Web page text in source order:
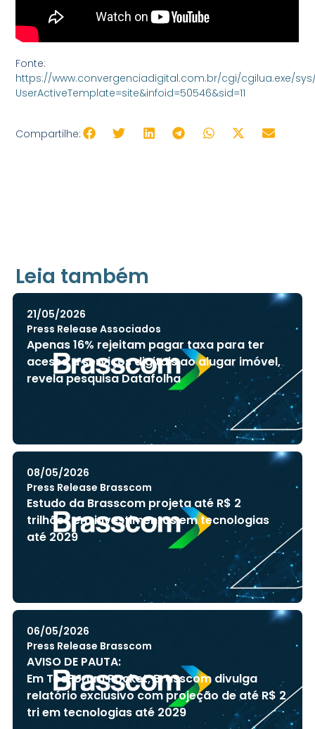
Fonte:
https://www.convergenciadigital.com.br/cgi/cgilua.exe/
UserActiveTemplate=site&infoid=50546&sid=11
Compartilhe:
Leia também
21/05/2026
Press Release Associados
Apenas 16% rejeitam pagar taxa para ter
acesso a serviços digitais ao alugar imóvel,
revela pesquisa Datafolha
08/05/2026
Press Release Brasscom
Estudo da Brasscom projeta até R$ 2
trilhões em investimentos em tecnologias
até 2029
06/05/2026
Press Release Brasscom
AVISO DE PAUTA:
Em TecForum Pocket, Brasscom divulga
relatório exclusivo com projeção de até R$ 2
tri em tecnologias até 2029
+